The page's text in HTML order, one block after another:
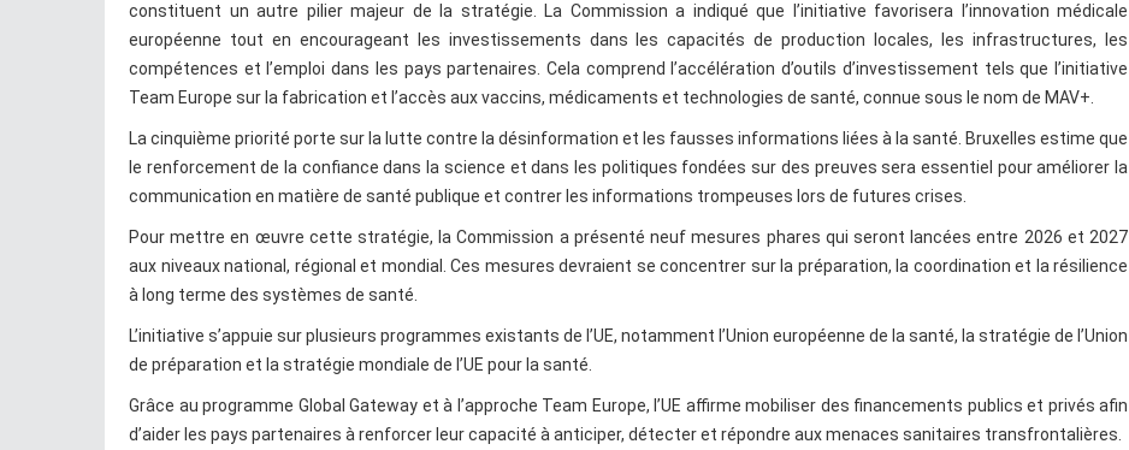
constituent un autre pilier majeur de la stratégie. La Commission a indiqué que l’initiative favorisera l’innovation médicale
européenne tout en encourageant les investissements dans les capacités de production locales, les infrastructures, les
compétences et l’emploi dans les pays partenaires. Cela comprend l’accélération d’outils d’investissement tels que l’initiative
Team Europe sur la fabrication et l’accès aux vaccins, médicaments et technologies de santé, connue sous le nom de MAV+.
La cinquième priorité porte sur la lutte contre la désinformation et les fausses informations liées à la santé. Bruxelles estime que
le renforcement de la confiance dans la science et dans les politiques fondées sur des preuves sera essentiel pour améliorer la
communication en matière de santé publique et contrer les informations trompeuses lors de futures crises.
Pour mettre en œuvre cette stratégie, la Commission a présenté neuf mesures phares qui seront lancées entre 2026 et 2027
aux niveaux national, régional et mondial. Ces mesures devraient se concentrer sur la préparation, la coordination et la résilience
à long terme des systèmes de santé.
L’initiative s’appuie sur plusieurs programmes existants de l’UE, notamment l’Union européenne de la santé, la stratégie de l’Union
de préparation et la stratégie mondiale de l’UE pour la santé.
Grâce au programme Global Gateway et à l’approche Team Europe, l’UE affirme mobiliser des financements publics et privés afin
d’aider les pays partenaires à renforcer leur capacité à anticiper, détecter et répondre aux menaces sanitaires transfrontalières.